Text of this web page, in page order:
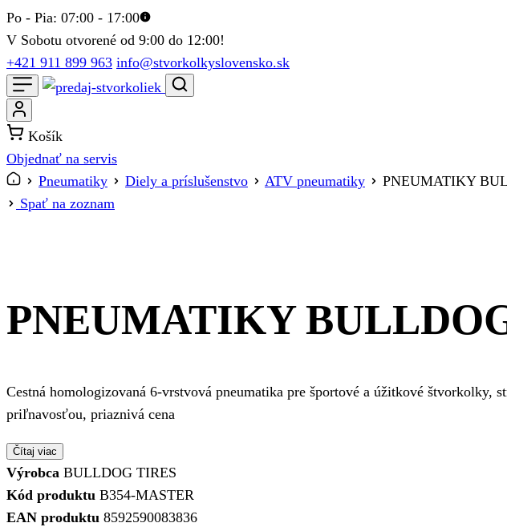
Po - Pia: 07:00 - 17:00
V Sobotu otvorené od 9:00 do 12:00!
+421 911 899 963 info@stvorkolkyslovensko.sk
Košík
Objednať na servis
Pneumatiky
Diely a príslušenstvo ATV pneumatiky
PNEUMATIKY
Spať na zoznam
PNEUMATIKY
Cestná homologizovaná 6-vrstvová pneumatika pre športové a úžitkové
priľnavosťou, priaznivá cena
Čítaj viac
Výrobca BULLDOG TIRES
Kód produktu B354-MASTER
EAN produktu 8592590083836